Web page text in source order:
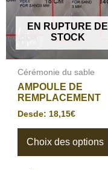
EN RUPTURE DE
STOCK
Cérémonie du sable
AMPOULE DE
REMPLACEMENT
Desde: 18,15€
Choix des options